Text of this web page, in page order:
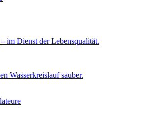
im Dienst der Lebensqualität.
Wasserkreislauf sauber.